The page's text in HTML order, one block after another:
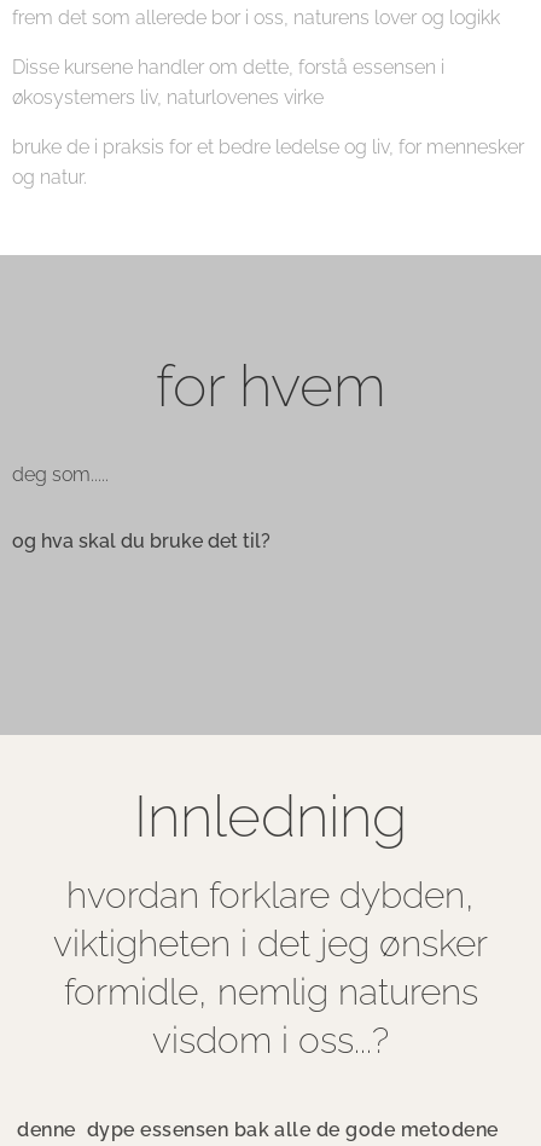
frem det som allerede bor i oss, naturens lover og logikk
Disse kursene handler om dette, forstå essensen i
økosystemers liv, naturlovenes virke
bruke de i praksis for et bedre ledelse og liv, for mennesker
og natur.
for hvem
deg som.....
og hva skal du bruke det til?
Innledning
hvordan forklare dybden,
viktigheten i det jeg ønsker
formidle, nemlig naturens
visdom i oss...?
denne dype essensen bak alle de gode metodene